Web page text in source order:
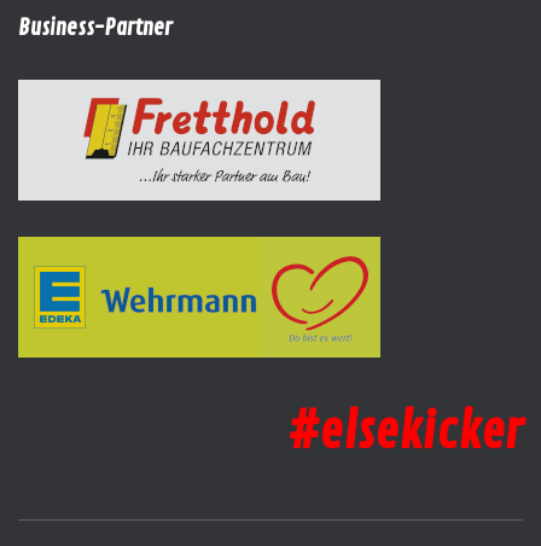
Business-Partner
#elsekicker